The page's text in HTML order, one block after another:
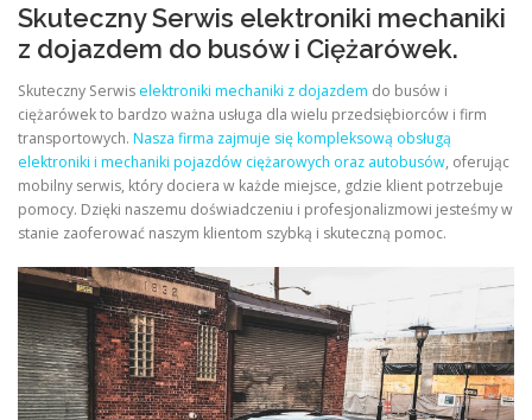
Skuteczny Serwis elektroniki mechaniki
z dojazdem do busów i Ciężarówek.
Skuteczny Serwis elektroniki mechaniki z dojazdem do busów i
ciężarówek to bardzo ważna usługa dla wielu przedsiębiorców i firm
transportowych. Nasza firma zajmuje się kompleksową obsługą
elektroniki i mechaniki pojazdów ciężarowych oraz autobusów, oferując
mobilny serwis, który dociera w każde miejsce, gdzie klient potrzebuje
pomocy. Dzięki naszemu doświadczeniu i profesjonalizmowi jesteśmy w
stanie zaoferować naszym klientom szybką i skuteczną pomoc.